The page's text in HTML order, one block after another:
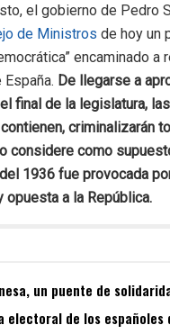
el gobierno de Pedro
de Ministros de hoy un
encaminado a
De llegarse a
final de la legislatura, las
criminalizarán
considere como
1936 fue provocada
a la República.
un puente de
electoral de los españoles